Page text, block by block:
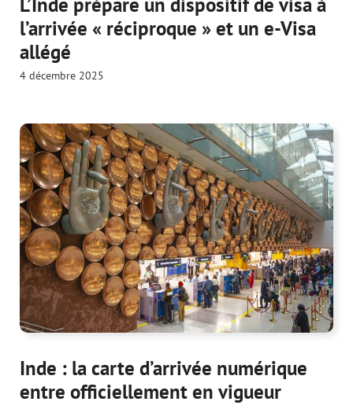
l’arrivée « réciproque » et un e-Visa
allégé
4 décembre 2025
Inde : la carte d’arrivée numérique
entre officiellement en vigueur